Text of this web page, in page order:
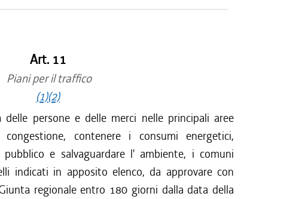
Art. 11
Piani per il traffico
(1)(2)
persone e delle merci nelle principali aree
contenere i consumi energetici,
e salvaguardare l' ambiente, i comuni
indicati in apposito elenco, da approvare con
regionale entro 180 giorni dalla data della